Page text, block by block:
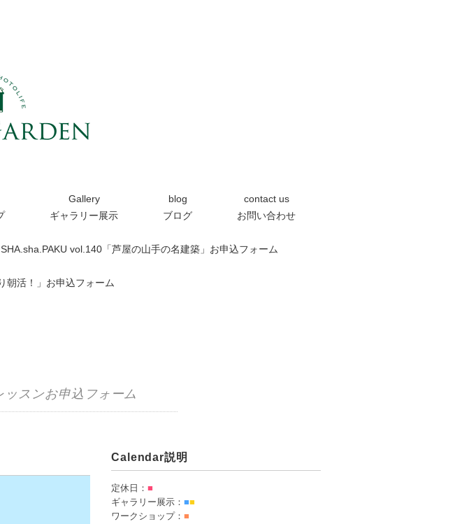
Gallery
ギャラリー展示
blog
ブログ
contact us
お問い合わせ
SHA.sha.PAKU vol.140「芦屋の山手の名建築」お申込フォーム
朝活！」お申込フォーム
スンお申込フォーム
Calendar説明
定休日：■
ギャラリー展示：■■
ワークショップ：■